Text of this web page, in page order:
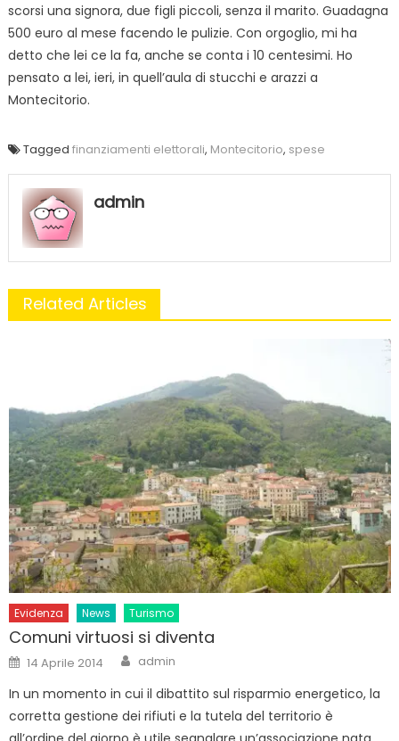
scorsi una signora, due figli piccoli, senza il marito. Guadagna
500 euro al mese facendo le pulizie. Con orgoglio, mi ha
detto che lei ce la fa, anche se conta i 10 centesimi. Ho
pensato a lei, ieri, in quell’aula di stucchi e arazzi a
Montecitorio.
Tagged finanziamenti elettorali, Montecitorio, spese
admin
Related Articles
Evidenza News Turismo
Comuni virtuosi si diventa
Posted
on
14 Aprile 2014 Author
admin
In un momento in cui il dibattito sul risparmio energetico, la
corretta gestione dei rifiuti e la tutela del territorio è